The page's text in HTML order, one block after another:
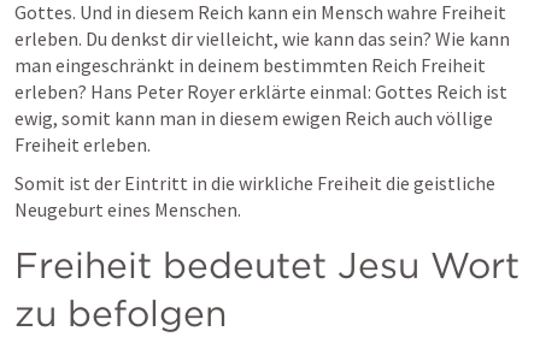
Gottes. Und in diesem Reich kann ein Mensch wahre Freiheit
erleben. Du denkst dir vielleicht, wie kann das sein? Wie kann
man eingeschränkt in deinem bestimmten Reich Freiheit
erleben? Hans Peter Royer erklärte einmal: Gottes Reich ist
ewig, somit kann man in diesem ewigen Reich auch völlige
Freiheit erleben.
Somit ist der Eintritt in die wirkliche Freiheit die geistliche
Neugeburt eines Menschen.
Freiheit bedeutet Jesu Wort
zu befolgen